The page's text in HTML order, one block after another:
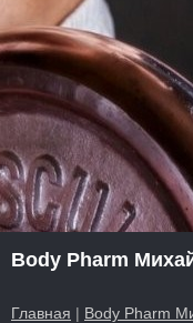
Body Pharm
Главная | Body Pharm